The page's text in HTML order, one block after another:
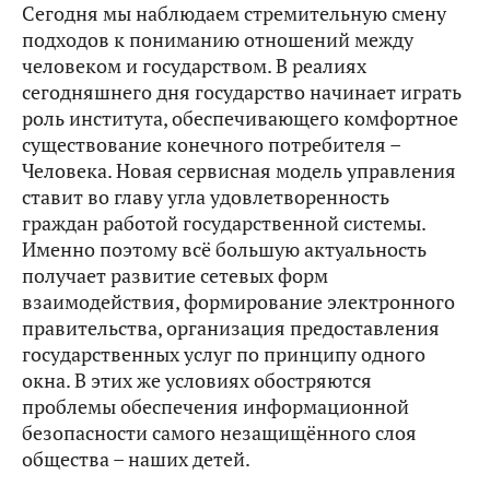
Сегодня мы наблюдаем стремительную смену
подходов к пониманию отношений между
человеком и государством. В реалиях
сегодняшнего дня государство начинает играть
роль института, обеспечивающего комфортное
существование конечного потребителя –
Человека. Новая сервисная модель управления
ставит во главу угла удовлетворенность
граждан работой государственной системы.
Именно поэтому всё большую актуальность
получает развитие сетевых форм
взаимодействия, формирование электронного
правительства, организация предоставления
государственных услуг по принципу одного
окна. В этих же условиях обостряются
проблемы обеспечения информационной
безопасности самого незащищённого слоя
общества – наших детей.